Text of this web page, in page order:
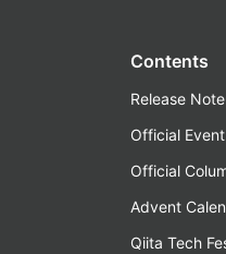
Contents
Release Note
Official Event
Official
Advent
Qiita Tech